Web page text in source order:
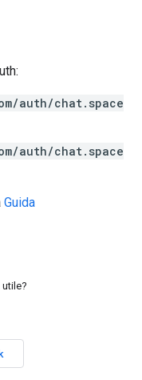
auth/chat.space
auth/chat.space
Guida